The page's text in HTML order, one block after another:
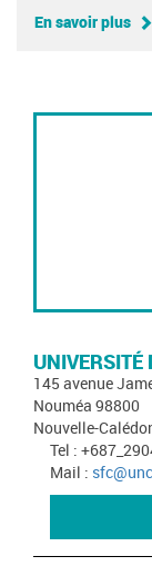
En savoir plus
UNIVERSITÉ
145 avenue
Nouméa 98800
Nouvelle-
Tel :
Mail :